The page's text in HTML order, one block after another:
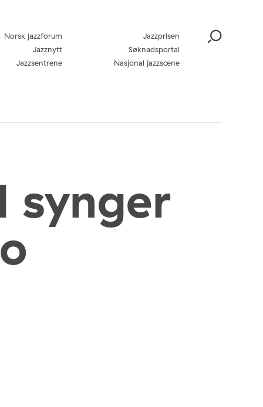
Norsk jazzforum
Jazzprisen
Jazznytt
Søknadsportal
Jazzsentrene
Nasjonal jazzscene
synger